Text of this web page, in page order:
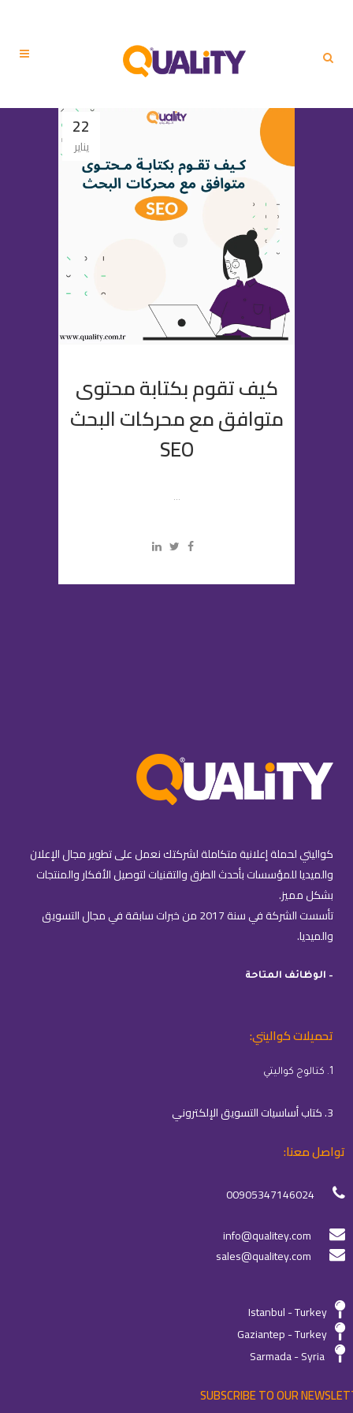
22
يناير
كيف تقوم بكتابة محتوى
متوافق مع محركات البحث
SEO
...
كواليتي لحملة إعلانية متكاملة لشركتك نعمل على تطوير مجال الإعلان
والميديا للمؤسسات بأحدث الطرق والتقنيات لتوصيل الأفكار والمنتجات
بشكل مميز.
تأسست الشركة في سنة 2017 من خبرات سابقة في مجال التسويق
والميديا.
– الوظائف المتاحة
تحميلات كواليتي:
1. كتالوج كواليتي
3. كتاب أساسيات التسويق الإلكتروني
تواصل معنا:
00905347146024
info@qualitey.com
sales@qualitey.com
Istanbul - Turkey
Gaziantep - Turkey
Sarmada - Syria
SUBSCRIBE TO OUR